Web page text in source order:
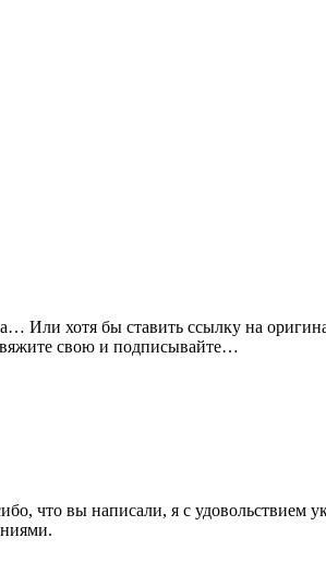
Или хотя бы ставить ссылку на
свою и подписывайте…
что вы написали, я с удовольствием